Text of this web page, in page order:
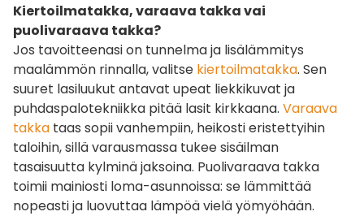
Kiertoilmatakka, varaava takka vai
puolivaraava takka?
Jos tavoitteenasi on tunnelma ja lisälämmitys
maalämmön rinnalla, valitse kiertoilmatakka. Sen
suuret lasiluukut antavat upeat liekkikuvat ja
puhdaspalotekniikka pitää lasit kirkkaana. Varaava
takka taas sopii vanhempiin, heikosti eristettyihin
taloihin, sillä varausmassa tukee sisäilman
tasaisuutta kylminä jaksoina. Puolivaraava takka
toimii mainiosti loma-asunnoissa: se lämmittää
nopeasti ja luovuttaa lämpöä vielä yömyöhään.